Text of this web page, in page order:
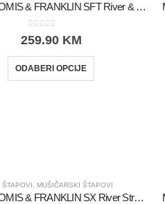
Mahač LOOMIS & FRANKLIN SFT River & Stream IM12
259.90 KM
ODABERI OPCIJE
ŠTAPOVI MUŠIČARSKI ŠTAPOVI
Mahač LOOMIS & FRANKLIN SX River Stream